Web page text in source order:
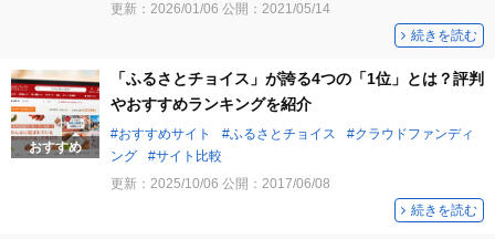
更新： 2026/01/06 公開： 2021/05/14
続きを読む
「ふるさとチョイス」が誇る4つの「1位」とは？評判
やおすすめランキングを紹介
おすすめサイト ふるさとチョイス
クラウドファンディ
ング
サイト比較
更新： 2025/10/06 公開： 2017/06/08
続きを読む
おすすめ